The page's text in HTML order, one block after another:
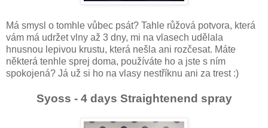
Má smysl o tomhle vůbec psát? Tahle růžová potvora, která
vám má udržet vlny až 3 dny, mi na vlasech udělala
hnusnou lepivou krustu, která nešla ani rozčesat. Máte
některá tenhle sprej doma, používáte ho a jste s ním
spokojená? Já už si ho na vlasy nestříknu ani za trest :)
Syoss - 4 days Straightenend spray